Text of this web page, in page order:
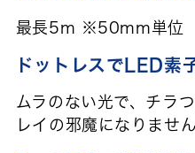
最長5m ※50mm単位
ドットレスでLED素
ムラのない光で、チラ
レイの邪魔になりません